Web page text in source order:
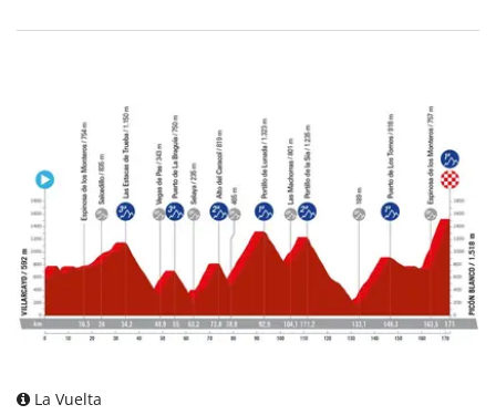
La Vuelta